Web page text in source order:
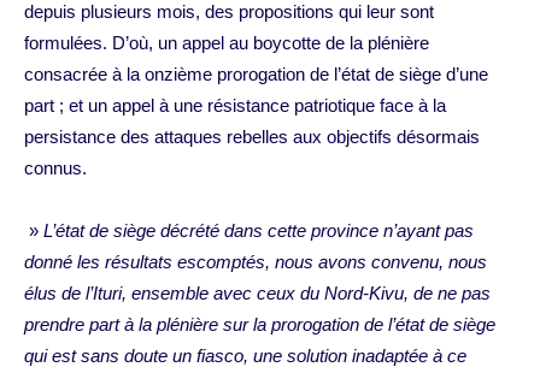
depuis plusieurs mois, des propositions qui leur sont
formulées. D’où, un appel au boycotte de la plénière
consacrée à la onzième prorogation de l’état de siège d’une
part ; et un appel à une résistance patriotique face à la
persistance des attaques rebelles aux objectifs désormais
connus.
» L’état de siège décrété dans cette province n’ayant pas
donné les résultats escomptés, nous avons convenu, nous
élus de l’Ituri, ensemble avec ceux du Nord-Kivu, de ne pas
prendre part à la plénière sur la prorogation de l’état de siège
qui est sans doute un fiasco, une solution inadaptée à ce